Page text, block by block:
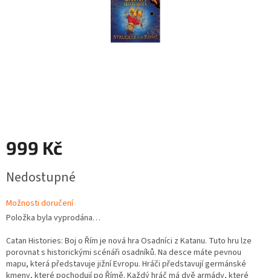
999 Kč
cena:
Nedostupné
Možnosti doručení
Položka byla vyprodána…
Catan Histories: Boj o Řím je nová hra Osadníci z Katanu. Tuto hru lze
porovnat s historickými scénáři osadníků. Na desce máte pevnou
mapu, která představuje jižní Evropu. Hráči představují germánské